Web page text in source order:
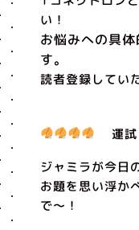
い！
お悩みへの具
す。
読者登録してい
運試
ジャミラが今日
お題を思い浮か
で〜！